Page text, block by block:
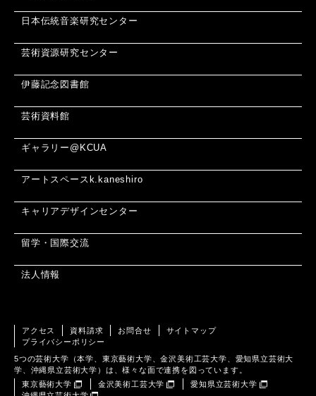
日本伝統音楽研究センター
芸術資源研究センター
伊藤記念図書館
芸術資料館
ギャラリー@KCUA
アートスペースk.kaneshiro
キャリアデザインセンター
留学・国際交流
法人情報
アクセス 資料請求 お問合せ
サイトマップ
プライバシーポリシー
5つの芸術大学（本学、東京藝術大学、金沢美術工芸大学、愛知県立芸術大
学、沖縄県立芸術大学）は、様々な面で連携を図っています。
東京藝術大学
金沢美術工芸大学
愛知県立芸術大学